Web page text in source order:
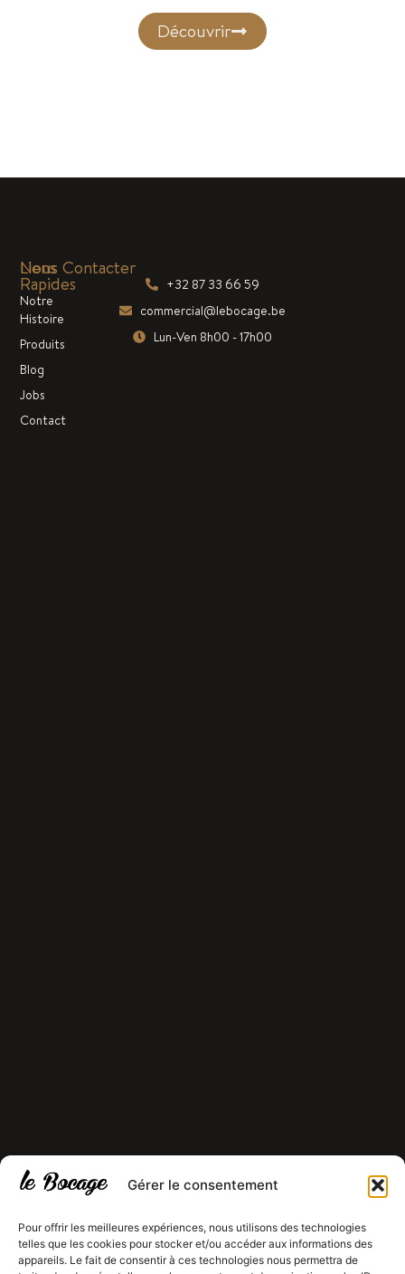
Gérer le consentement
Pour offrir les meilleures expériences, nous utilisons des technologies
telles que les cookies pour stocker et/ou accéder aux informations des
appareils. Le fait de consentir à ces technologies nous permettra de
Découvrir
Liens
Rapides
Notre
Histoire
Produits
Blog
Jobs
Contact
Nous Contacter
+32 87 33 66 59
commercial@lebocage.be
Lun-Ven 8h00 - 17h00